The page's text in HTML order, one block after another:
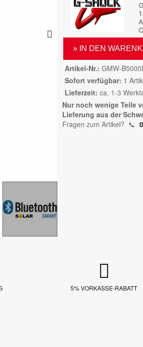
» IN DEN
Artikel-Nr. GMW-
Sofort verfügbar 1
Lieferzeit ca. 1-3
Nur noch wenige Teile
Lieferung aus der
Fragen zum Artikel? 📞
5% VORKASSE-RABATT